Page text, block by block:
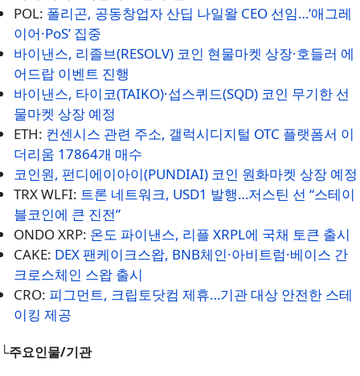
POL: 폴리곤, 공동창업자 산딥 나일왈 CEO 선임…’애그레
이어·PoS’ 집중
바이낸스, 리졸브(RESOLV) 코인 현물마켓 상장·호들러 에
어드랍 이벤트 진행
바이낸스, 타이코(TAIKO)·섭스퀴드(SQD) 코인 무기한 선
물마켓 상장 예정
ETH: 컨센시스 관련 주소, 갤럭시디지털 OTC 플랫폼서 이
더리움 17864개 매수
코인원, 펀디에이아이(PUNDIAI) 코인 원화마켓 상장 예정
TRX WLFI: 트론 네트워크, USD1 발행…저스틴 선 “스테이
블코인에 큰 진전”
ONDO XRP: 온도 파이낸스, 리플 XRPL에 국채 토큰 출시
CAKE: DEX 팬케이크스왑, BNB체인·아비트럼·베이스 간
크로스체인 스왑 출시
CRO: 피그먼트, 크립토닷컴 제휴…기관 대상 안전한 스테
이킹 제공
└주요인물/기관